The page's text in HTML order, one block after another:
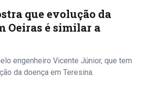
que evolução da
Oeiras é similar a
engenheiro Vicente Júnior, que tem
da doença em Teresina.